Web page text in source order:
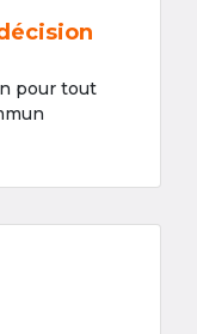
pour tout